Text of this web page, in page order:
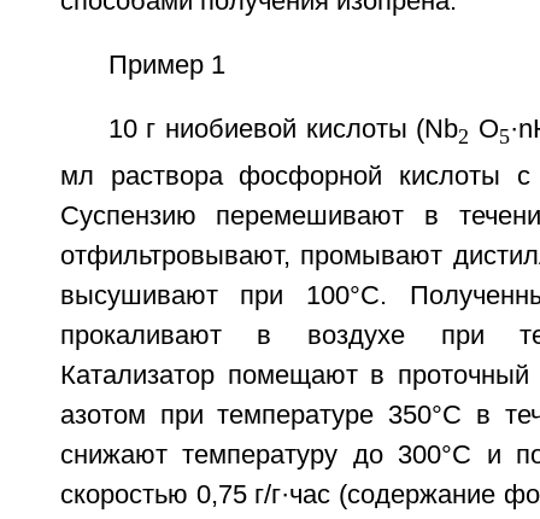
Пример 1
10 г ниобиевой кислоты (Nb2 O5
мл раствора фосфорной кислоты с
Суспензию перемешивают в
отфильтровывают, промывают
высушивают при 100°С.
прокаливают в воздухе при
Катализатор помещают в проточный
азотом при температуре 350°С в
снижают температуру до 300°С и
скоростью 0,75 г/г·час (содержание